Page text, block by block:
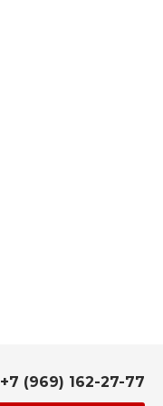
+7 (969) 162-27-77